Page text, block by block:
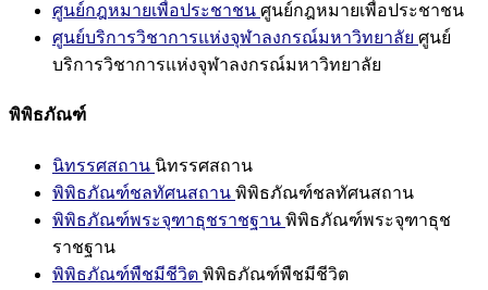
ศูนย์กฎหมายเพื่อประชาชน ศูนย์กฎหมายเพื่อประชาชน
ศูนย์บริการวิชาการแห่งจุฬาลงกรณ์มหาวิทยาลัย ศูนย์
บริการวิชาการแห่งจุฬาลงกรณ์มหาวิทยาลัย
พิพิธภัณฑ์
นิทรรศสถาน นิทรรศสถาน
พิพิธภัณฑ์ชลทัศนสถาน พิพิธภัณฑ์ชลทัศนสถาน
พิพิธภัณฑ์พระจุฑาธุชราชฐาน พิพิธภัณฑ์พระจุฑาธุช
ราชฐาน
พิพิธภัณฑ์พืชมีชีวิต พิพิธภัณฑ์พืชมีชีวิต